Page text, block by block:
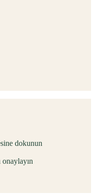
dokunun
onaylayın